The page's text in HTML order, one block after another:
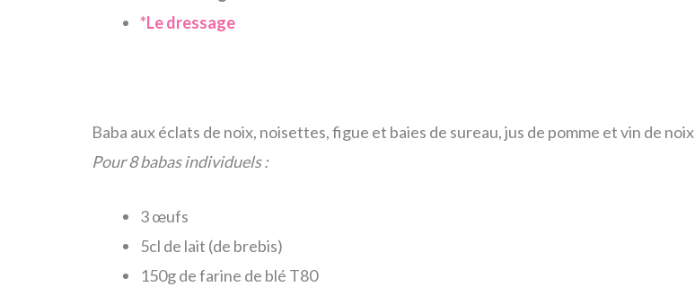
*Le dressage
Baba aux éclats de noix, noisettes, figue et baies de sureau, jus de pomme et vin de noix
Pour 8 babas individuels :
3 œufs
5cl de lait (de brebis)
150g de farine de blé T80